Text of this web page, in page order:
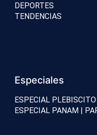
DEPORTES
TENDENCIAS
Especiales
ESPECIAL
ESPECIAL PANAM |